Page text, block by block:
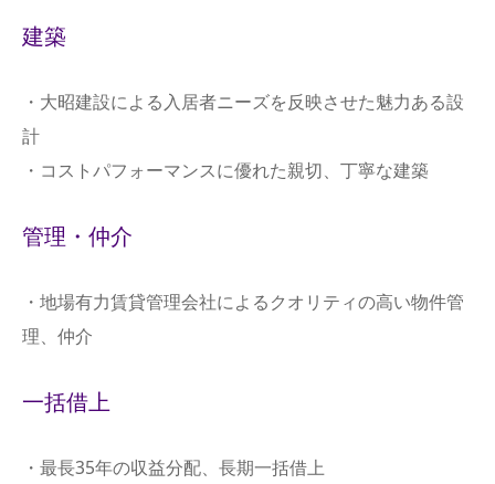
建築
・大昭建設による入居者ニーズを反映させた魅力ある設
計
・コストパフォーマンスに優れた親切、丁寧な建築
管理・仲介
・地場有力賃貸管理会社によるクオリティの高い物件管
理、仲介
一括借上
・最長35年の収益分配、長期一括借上